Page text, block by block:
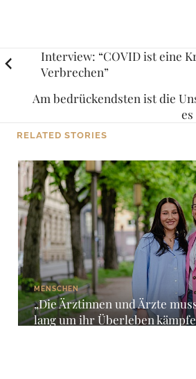
Posts
navigation
Interview: “COVID ist eine
Verbrechen”
Am bedrückendsten ist die
RELATED STORIES
MENSCHEN
„Die Ärztinnen und Ärzte
lang um ihr Überleben